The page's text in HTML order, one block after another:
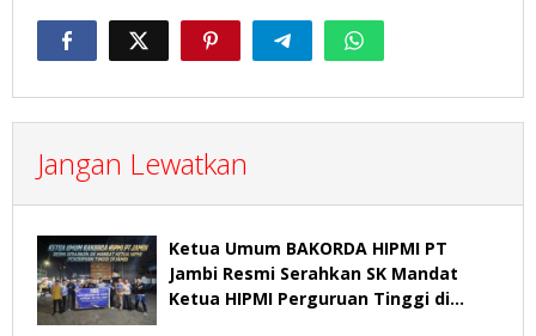
Jangan Lewatkan
Ketua Umum BAKORDA HIPMI PT
Jambi Resmi Serahkan SK Mandat
Ketua HIPMI Perguruan Tinggi di